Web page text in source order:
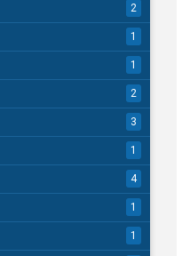
2
1
1
2
3
1
4
1
1